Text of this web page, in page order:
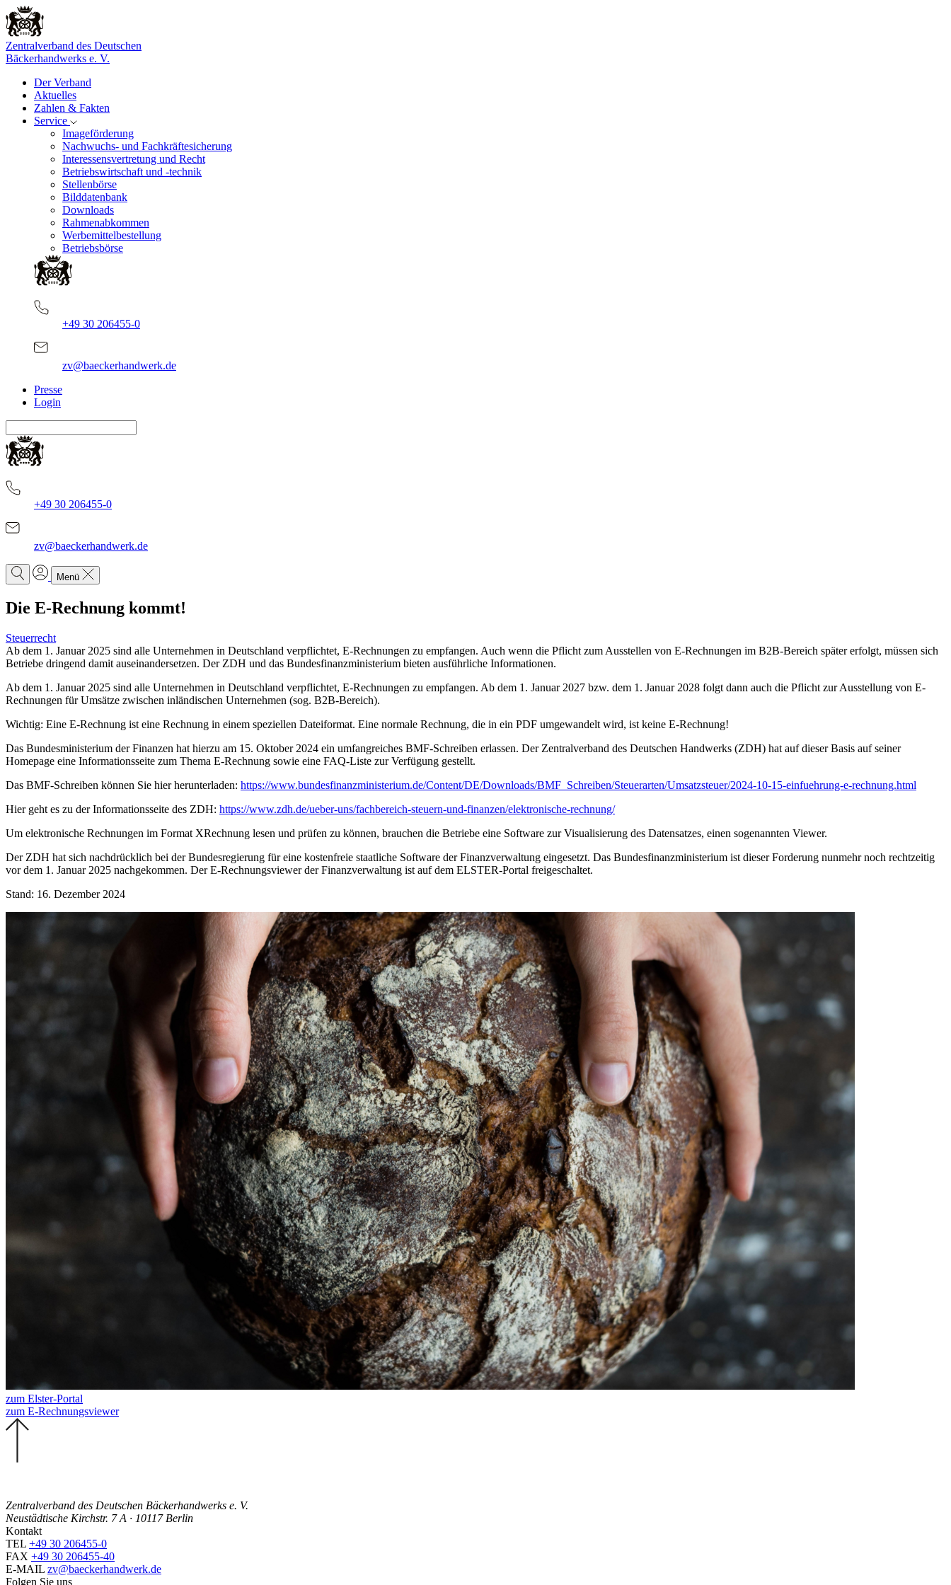
Zentralverband des Deutschen
Bäckerhandwerks e. V.
Der Verband
Aktuelles
Zahlen & Fakten
Service
Imageförderung
Nachwuchs- und Fachkräftesicherung
Interessensvertretung und Recht
Betriebswirtschaft und -technik
Stellenbörse
Bilddatenbank
Downloads
Rahmenabkommen
Werbemittelbestellung
Betriebsbörse
+49 30 206455-0
zv@baeckerhandwerk.de
Presse
Login
+49 30 206455-0
zv@baeckerhandwerk.de
Menü
Die E-Rechnung kommt!
Steuerrecht
Ab dem 1. Januar 2025 sind alle Unternehmen in Deutschland verpflichtet, E-Rechnungen zu empfangen. Auch wenn die Pflicht zum Ausstellen von E-Rechnungen im B2B-Bereich später erfolgt, müssen sich
Betriebe dringend damit auseinandersetzen. Der ZDH und das Bundesfinanzministerium bieten ausführliche Informationen.
Ab dem 1. Januar 2025 sind alle Unternehmen in Deutschland verpflichtet, E-Rechnungen zu empfangen. Ab dem 1. Januar 2027 bzw. dem 1. Januar 2028 folgt dann auch die Pflicht zur Ausstellung von E-
Rechnungen für Umsätze zwischen inländischen Unternehmen (sog. B2B-Bereich).
Wichtig: Eine E-Rechnung ist eine Rechnung in einem speziellen Dateiformat. Eine normale Rechnung, die in ein PDF umgewandelt wird, ist keine E-Rechnung!
Das Bundesministerium der Finanzen hat hierzu am 15. Oktober 2024 ein umfangreiches BMF-Schreiben erlassen. Der Zentralverband des Deutschen Handwerks (ZDH) hat auf dieser Basis auf seiner
Homepage eine Informationsseite zum Thema E-Rechnung sowie eine FAQ-Liste zur Verfügung gestellt.
Das BMF-Schreiben können Sie hier herunterladen: https://www.bundesfinanzministerium.de/Content/DE/Downloads/BMF_Schreiben/Steuerarten/Umsatzsteuer/2024-10-15-einfuehrung-e-rechnung.html
Hier geht es zu der Informationsseite des ZDH: https://www.zdh.de/ueber-uns/fachbereich-steuern-und-finanzen/elektronische-rechnung/
Um elektronische Rechnungen im Format XRechnung lesen und prüfen zu können, brauchen die Betriebe eine Software zur Visualisierung des Datensatzes, einen sogenannten Viewer.
Der ZDH hat sich nachdrücklich bei der Bundesregierung für eine kostenfreie staatliche Software der Finanzverwaltung eingesetzt. Das Bundesfinanzministerium ist dieser Forderung nunmehr noch rechtzeitig
vor dem 1. Januar 2025 nachgekommen. Der E-Rechnungsviewer der Finanzverwaltung ist auf dem ELSTER-Portal freigeschaltet.
Stand: 16. Dezember 2024
zum Elster-Portal
zum E-Rechnungsviewer
Zentralverband des Deutschen Bäckerhandwerks e. V.
Neustädtische Kirchstr. 7 A · 10117 Berlin
Kontakt
TEL +49 30 206455-0
FAX +49 30 206455-40
E-MAIL zv@baeckerhandwerk.de
Folgen Sie uns